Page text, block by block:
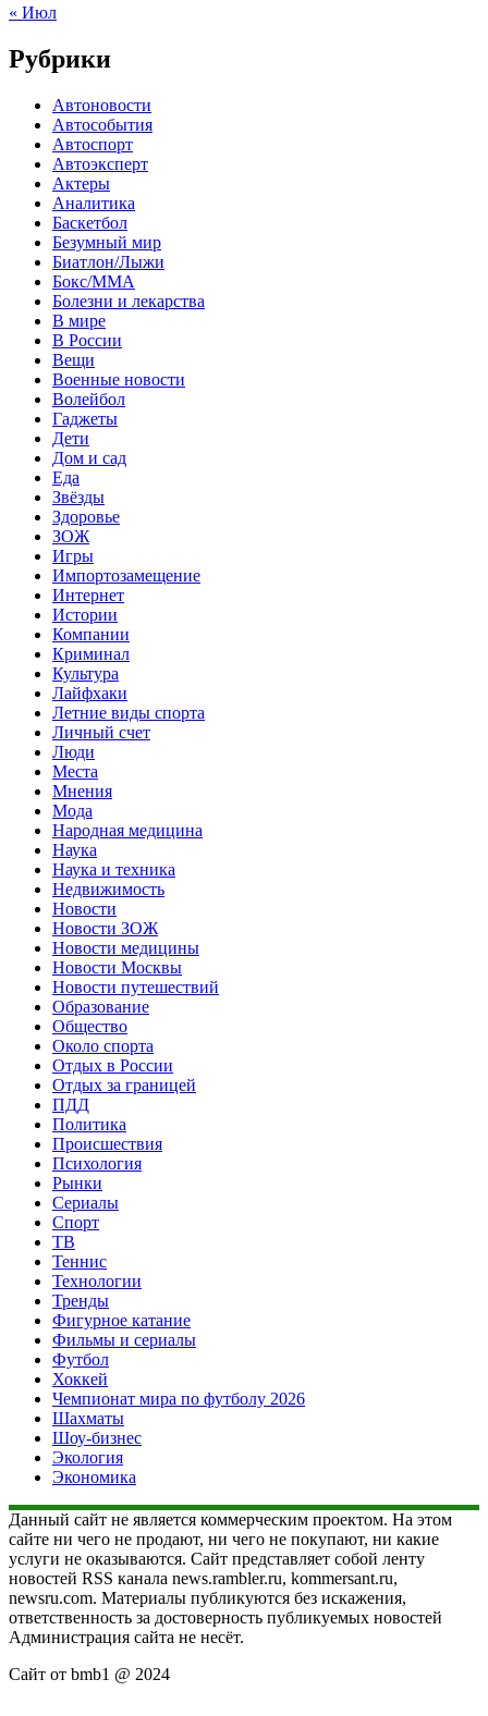
« Июл
Рубрики
Автоновости
Автособытия
Автоспорт
Автоэксперт
Актеры
Аналитика
Баскетбол
Безумный мир
Биатлон/Лыжи
Бокс/MMA
Болезни и лекарства
В мире
В России
Вещи
Военные новости
Волейбол
Гаджеты
Дети
Дом и сад
Еда
Звёзды
Здоровье
ЗОЖ
Игры
Импортозамещение
Интернет
Истории
Компании
Криминал
Культура
Лайфхаки
Летние виды спорта
Личный счет
Люди
Места
Мнения
Мода
Народная медицина
Наука
Наука и техника
Недвижимость
Новости
Новости ЗОЖ
Новости медицины
Новости Москвы
Новости путешествий
Образование
Общество
Около спорта
Отдых в России
Отдых за границей
ПДД
Политика
Происшествия
Психология
Рынки
Сериалы
Спорт
ТВ
Теннис
Технологии
Тренды
Фигурное катание
Фильмы и сериалы
Футбол
Хоккей
Чемпионат мира по футболу 2026
Шахматы
Шоу-бизнес
Экология
Экономика
Данный сайт не является коммерческим проектом. На этом
сайте ни чего не продают, ни чего не покупают, ни какие
услуги не оказываются. Сайт представляет собой ленту
новостей RSS канала news.rambler.ru, kommersant.ru,
newsru.com. Материалы публикуются без искажения,
ответственность за достоверность публикуемых новостей
Администрация сайта не несёт.
Сайт от bmb1 @ 2024